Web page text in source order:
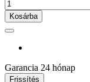
Kosárba
Garancia 24 hónap